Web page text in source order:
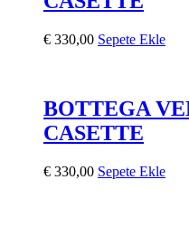
€ 330,00 Sepete Ekle
BOTTEGA
CASETTE
€ 330,00 Sepete Ekle